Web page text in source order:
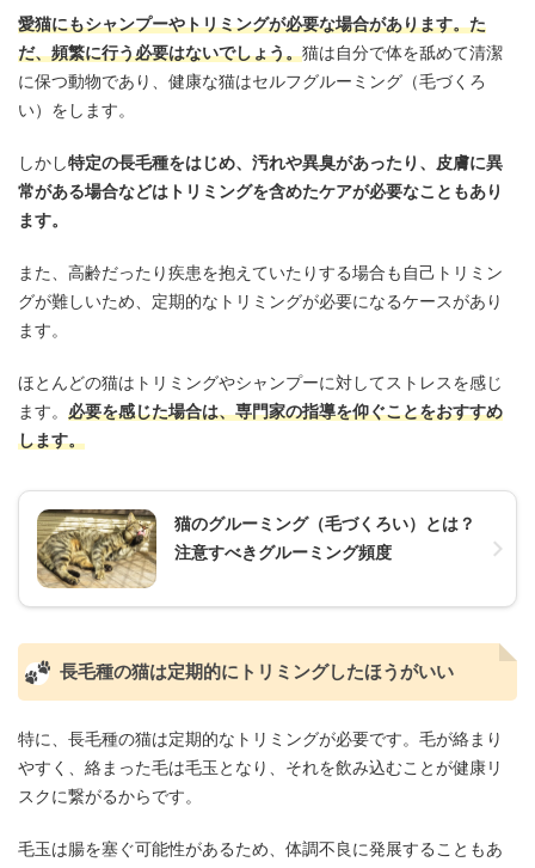
愛猫にもシャンプーやトリミングが必要な場合があります。た
だ、頻繁に行う必要はないでしょう。猫は自分で体を舐めて清潔
に保つ動物であり、健康な猫はセルフグルーミング（毛づくろ
い）をします。
しかし特定の長毛種をはじめ、汚れや異臭があったり、皮膚に異
常がある場合などはトリミングを含めたケアが必要なこともあり
ます。
また、高齢だったり疾患を抱えていたりする場合も自己トリミン
グが難しいため、定期的なトリミングが必要になるケースがあり
ます。
ほとんどの猫はトリミングやシャンプーに対してストレスを感じ
ます。 必要を感じた場合は、専門家の指導を仰ぐことをおすすめ
します。
猫のグルーミング（毛づくろい）とは？
注意すべきグルーミング頻度
長毛種の猫は定期的にトリミングしたほうがいい
特に、長毛種の猫は定期的なトリミングが必要です。毛が絡まり
やすく、絡まった毛は毛玉となり、それを飲み込むことが健康リ
スクに繋がるからです。
毛玉は腸を塞ぐ可能性があるため、体調不良に発展することもあ